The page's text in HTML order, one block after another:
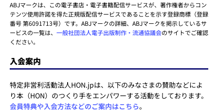
ABJマークは、この電子書店・電子書籍配信サービスが、著作権者からコン
テンツ使用許諾を得た正規版配信サービスであることを示す登録商標（登録
番号 第6091713号）です。ABJマークの詳細、ABJマークを掲示しているサ
ービスの一覧は、 一般社団法人電子出版制作・流通協議会のサイトでご確認
ください。
入会案内
特定非営利活動法人HON.jpは、以下のみなさまの賛助などによ
り本（HON）のつくり手をエンパワーする活動をしております。
会員特典や入会方法などのご案内はこちら。